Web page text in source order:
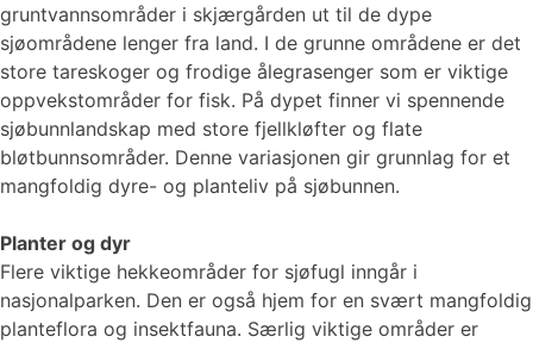
gruntvannsområder i skjærgården ut til de dype
sjøområdene lenger fra land. I de grunne områdene er det
store tareskoger og frodige ålegrasenger som er viktige
oppvekstområder for fisk. På dypet finner vi spennende
sjøbunnlandskap med store fjellkløfter og flate
bløtbunnsområder. Denne variasjonen gir grunnlag for et
mangfoldig dyre- og planteliv på sjøbunnen.
Planter og dyr
Flere viktige hekkeområder for sjøfugl inngår i
nasjonalparken. Den er også hjem for en svært mangfoldig
planteflora og insektfauna. Særlig viktige områder er